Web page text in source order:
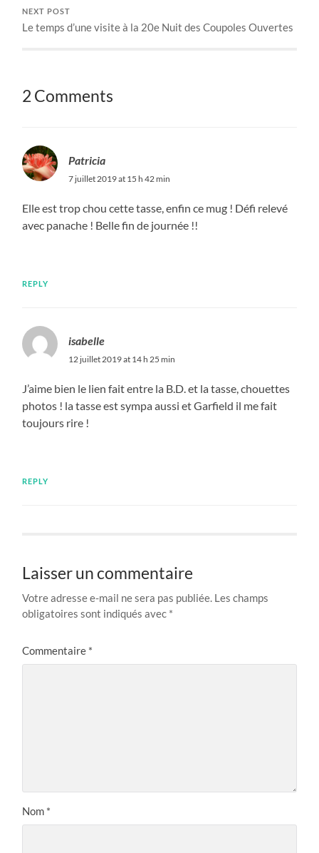
NEXT POST
Le temps d’une visite à la 20e Nuit des Coupoles Ouvertes
2 Comments
Patricia
7 juillet 2019 at 15 h 42 min
Elle est trop chou cette tasse, enfin ce mug ! Défi relevé
avec panache ! Belle fin de journée !!
REPLY
isabelle
12 juillet 2019 at 14 h 25 min
J’aime bien le lien fait entre la B.D. et la tasse, chouettes
photos ! la tasse est sympa aussi et Garfield il me fait
toujours rire !
REPLY
Laisser un commentaire
Votre adresse e-mail ne sera pas publiée. Les champs
obligatoires sont indiqués avec *
Commentaire *
Nom *